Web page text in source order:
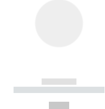
------------
----------- ----------- --------